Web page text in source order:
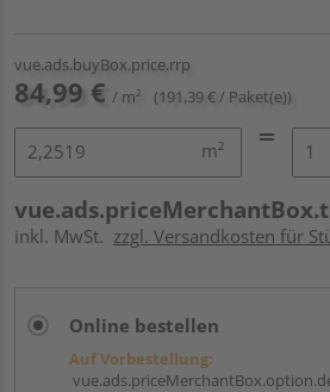
vue.ads.buyBox.price.rrp
84,99 € / m² (191,39 € / Paket(e))
m²
inkl. MwSt. zzgl. Versandkosten für
Online bestellen
Auf Vorbestellung: